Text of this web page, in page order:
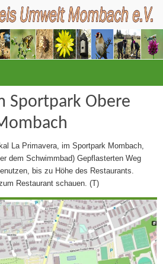
Sportpark Obere
La Primavera, im Sportpark Mombach,
dem Schwimmbad) Gepflasterten Weg
bis zu Höhe des Restaurants.
Restaurant schauen. (T)